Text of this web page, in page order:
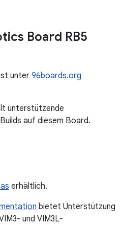
Board RB5
unter 96boards.org
unterstützende
auf diesem Board.
erhältlich.
bietet Unterstützung
und VIM3L-